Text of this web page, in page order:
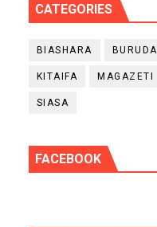
CATEGORIES
BIASHARA
KITAIFA MAGAZETI
SIASA
FACEBOOK